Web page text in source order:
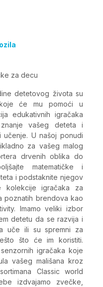
za decu
detetovog života su
će mu pomoći u
edukativnih igračaka
vašeg deteta i
učenje. U našoj ponudi
za vašeg malog
drvenih oblika do
matematičke i
i podstaknite njegov
kolekcije igračaka za
poznatih brendova kao
Imamo veliki izbor
detetu da se razvija i
uče ili su spremni za
što će im koristiti.
igračaka koje
vašeg mališana kroz
Classic world
izdvajamo zvečke,